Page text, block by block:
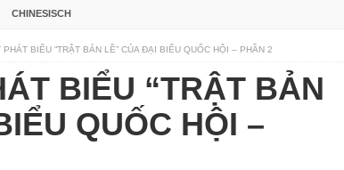
CHINESISCH
PHÁT BIỂU “TRẬT BẢN LỀ” CỦA ĐẠI BIỂU QUỐC HỘI – PHẦN 2
BIỂU “TRẬT BẢN
QUỐC HỘI –